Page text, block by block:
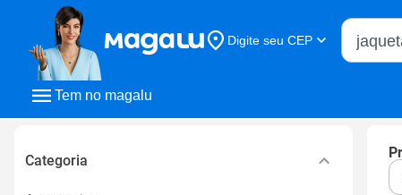
Tem no magalu
Digite seu CEP
Buscar
Categoria